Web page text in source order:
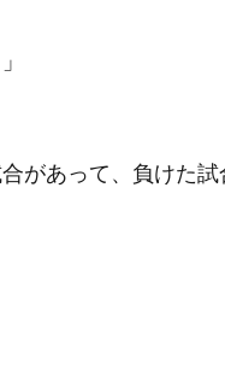
があって、負けた試